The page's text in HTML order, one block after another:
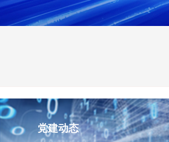
党建动态
校党委书记李国金到基层宣讲